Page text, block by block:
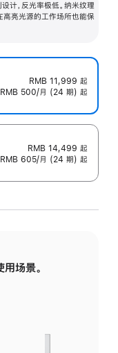
计，反光率极低。纳米纹理
高亮光源的工作场所也能保
RMB 11,999 起
500/月 (24 期) 起
RMB 14,499 起
605/月 (24 期) 起
场景。